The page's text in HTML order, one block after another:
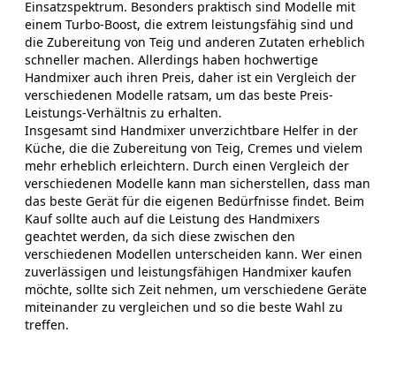
Einsatzspektrum. Besonders praktisch sind Modelle mit
einem Turbo-Boost, die extrem leistungsfähig sind und
die Zubereitung von Teig und anderen Zutaten erheblich
schneller machen. Allerdings haben hochwertige
Handmixer auch ihren Preis, daher ist ein Vergleich der
verschiedenen Modelle ratsam, um das beste Preis-
Leistungs-Verhältnis zu erhalten.
Insgesamt sind Handmixer unverzichtbare Helfer in der
Küche, die die Zubereitung von Teig, Cremes und vielem
mehr erheblich erleichtern. Durch einen Vergleich der
verschiedenen Modelle kann man sicherstellen, dass man
das beste Gerät für die eigenen Bedürfnisse findet. Beim
Kauf sollte auch auf die Leistung des Handmixers
geachtet werden, da sich diese zwischen den
verschiedenen Modellen unterscheiden kann. Wer einen
zuverlässigen und leistungsfähigen Handmixer kaufen
möchte, sollte sich Zeit nehmen, um verschiedene Geräte
miteinander zu vergleichen und so die beste Wahl zu
treffen.